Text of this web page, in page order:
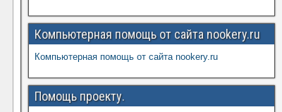
Компьютерная помощь от сайта nookery.ru
Компьютерная помощь от сайта nookery.ru
Помощь проекту.